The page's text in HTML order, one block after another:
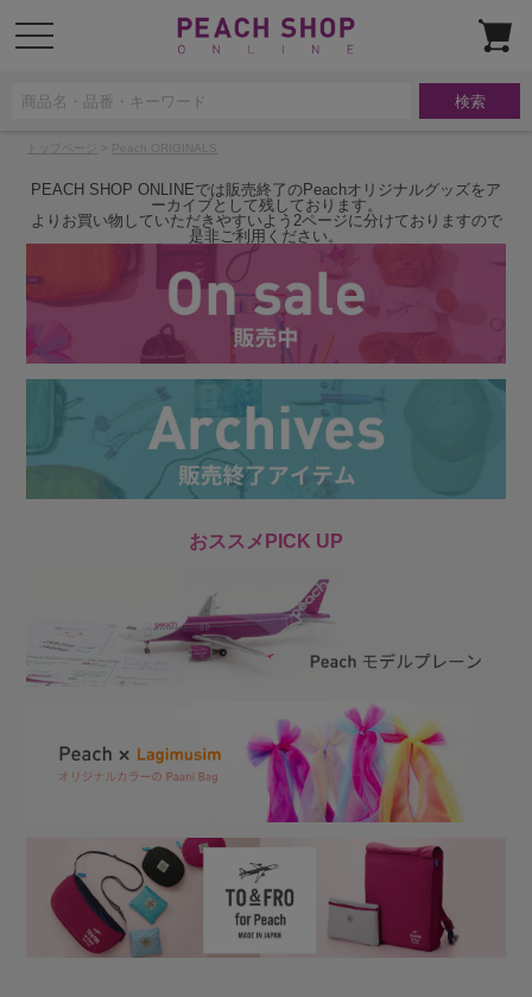
t
o
Peach ORIGINALS
PEACH SHOP ONLINEでは販売終了のPeachオリジナルグッズをア
ーカイブとして残しております。
よりお買い物していただきやすいよう2ページに分けておりますので
是非ご利用ください。
おススメPICK UP